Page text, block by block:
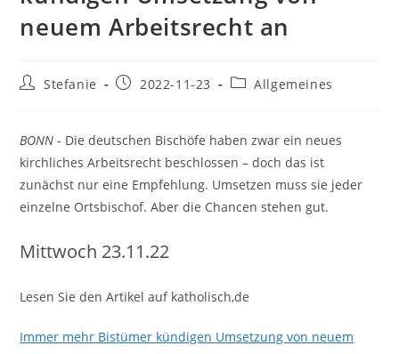
neuem Arbeitsrecht an
Beitrags-
Stefanie
Beitrag2022-11-23
Beitrags-
Allgemeines
BONN ‐ Die deutschen Bischöfe haben zwar ein neues
kirchliches Arbeitsrecht beschlossen – doch das ist
zunächst nur eine Empfehlung. Umsetzen muss sie jeder
einzelne Ortsbischof. Aber die Chancen stehen gut.
Mittwoch 23.11.22
Lesen Sie den Artikel auf katholisch,de
Immer mehr Bistümer kündigen Umsetzung von neuem